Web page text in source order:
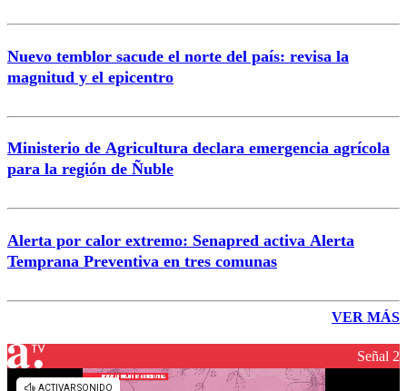
Nuevo temblor sacude el norte del país: revisa la
magnitud y el epicentro
Ministerio de Agricultura declara emergencia agrícola
para la región de Ñuble
Alerta por calor extremo: Senapred activa Alerta
Temprana Preventiva en tres comunas
VER MÁS
Señal 2